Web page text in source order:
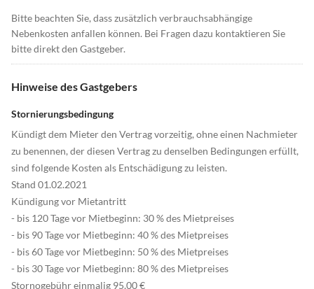
Bitte beachten Sie, dass zusätzlich verbrauchsabhängige
Nebenkosten anfallen können. Bei Fragen dazu kontaktieren Sie
bitte direkt den Gastgeber.
Hinweise des Gastgebers
Stornierungsbedingung
Kündigt dem Mieter den Vertrag vorzeitig, ohne einen Nachmieter
zu benennen, der diesen Vertrag zu denselben Bedingungen erfüllt,
sind folgende Kosten als Entschädigung zu leisten.
Stand 01.02.2021
Kündigung vor Mietantritt
- bis 120 Tage vor Mietbeginn: 30 % des Mietpreises
- bis 90 Tage vor Mietbeginn: 40 % des Mietpreises
- bis 60 Tage vor Mietbeginn: 50 % des Mietpreises
- bis 30 Tage vor Mietbeginn: 80 % des Mietpreises
Stornogebühr einmalig 95,00 €